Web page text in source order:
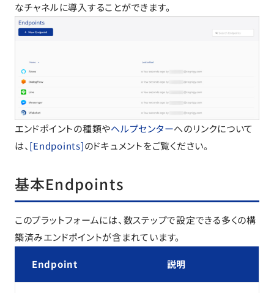
なチャネルに導入することができます。
エンドポイントの種類やヘルプセンターへのリンクについて
は、 [Endpoints]のドキュメントをご覧ください。
基本Endpoints
このプラットフォームには、数ステップで設定できる多くの構
築済みエンドポイントが含まれています。
Endpoint 説明